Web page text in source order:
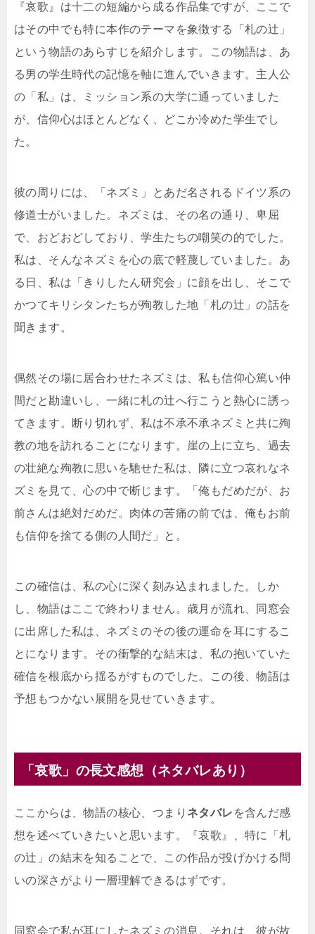
『哀歌』は十二の短編から成る作品集ですが、ここで
はその中でも特に本作のテーマを象徴する「札の辻」
という物語のあらすじを紹介します。この物語は、あ
る男の学生時代の記憶を軸に進んでいきます。主人公
の「私」は、ミッション系の大学に通っていました
が、信仰心はほとんどなく、どこか冷めた学生でし
た。
彼の周りには、「ネズミ」とあだ名されるドイツ系の
修道士がいました。ネズミは、その名の通り、卑屈
で、おどおどしており、学生たちの嘲笑の的でした。
私は、そんなネズミを心の底で軽蔑していました。あ
る日、私は「きりしたん研究会」に顔を出し、そこで
かつてキリシタンたちが殉教した地「札の辻」の話を
聞きます。
偶然その場に居合わせたネズミは、私も信仰心篤い仲
間だと勘違いし、一緒に札の辻へ行こうと熱心に誘っ
てきます。断り切れず、私は不承不承ネズミと共に殉
教の地を訪れることになります。崖の上に立ち、過去
の壮絶な殉教に思いを馳せた私は、隣に立つ哀れなネ
ズミを見て、心の中で断じます。「俺もだめだが、お
前さんは絶対だめだ。肉体の苦痛の前では、俺もお前
も信仰を捨てる側の人間だ」と。
この確信は、私の心に深く刻み込まれました。しか
し、物語はここで終わりません。歳月が流れ、同窓会
に出席した私は、ネズミのその後の運命を耳にするこ
とになります。その衝撃的な結末は、私の抱いていた
確信を根底から揺るがすものでした。この後、物語は
予想もつかない展開を見せていきます。
「哀歌」の長文感想（ネタバレあり）
ここからは、物語の核心、つまり ネタバレ を含んだ感
想を述べていきたいと思います。『哀歌』、特に「札
の辻」の結末を知ることで、この作品が投げかける問
いの深さがより一層理解できるはずです。
同窓会で私が耳にしたネズミの消息。それは、彼が故